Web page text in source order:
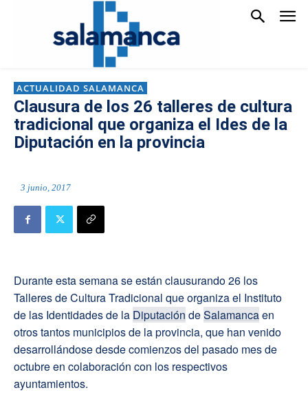
ACTUALIDAD SALAMANCA
Clausura de los 26 talleres de cultura
tradicional que organiza el Ides de la
Diputación en la provincia
3 junio, 2017
Durante esta semana se están clausurando 26 los
Talleres de Cultura Tradicional que organiza el Instituto
de las Identidades de la Diputación deSalamancaen
otros tantos municipios de la provincia, que han venido
desarrollándose desde comienzos del pasado mes de
octubre en colaboración con los respectivos
ayuntamientos.